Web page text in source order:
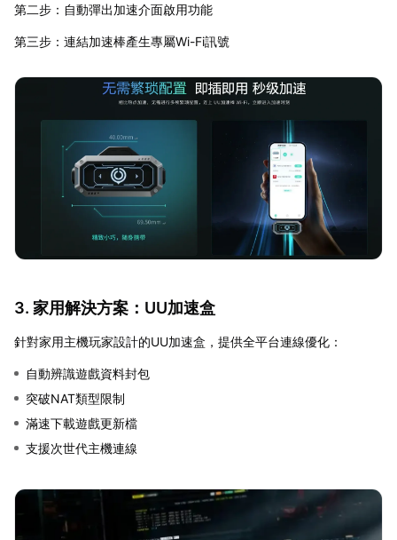
第二步：自動彈出加速介面啟用功能
第三步：連結加速棒產生專屬Wi-Fi訊號
3. 家用解決方案：UU加速盒
針對家用主機玩家設計的UU加速盒，提供全平台連線優化：
自動辨識遊戲資料封包
突破NAT類型限制
滿速下載遊戲更新檔
支援次世代主機連線